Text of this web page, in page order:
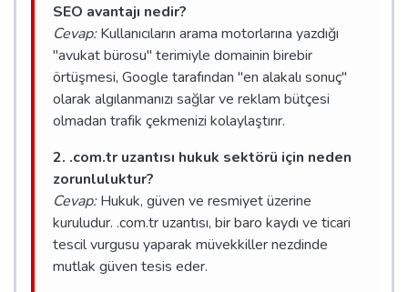
SEO avantajı nedir?
Cevap:Kullanıcıların arama motorlarına yazdığı
"avukat bürosu" terimiyle domainin birebir
örtüşmesi, Google tarafından "en alakalı sonuç"
olarak algılanmanızı sağlar ve reklam bütçesi
olmadan trafik çekmenizi kolaylaştırır.
2. .com.tr uzantısı hukuk sektörü için neden
zorunluluktur?
Cevap:Hukuk, güven ve resmiyet üzerine
kuruludur. .com.tr uzantısı, bir baro kaydı ve ticari
tescil vurgusu yaparak müvekkiller nezdinde
mutlak güven tesis eder.